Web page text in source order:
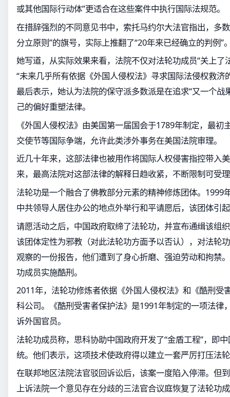
或其他国际行动体”更适合在这些案件中执行国际法规范。
在措辞强烈的不同意见书中，索托马约尔大法官指出，多
分立原则”的旗号，实际上推翻了“20年来已经确立的判例”
她写道，从实际效果来看，法院不仅对法轮功成员“关上了
“未来几乎所有依据《外国人侵权法》寻求国际法侵权救济
最后表示，她认为法院的保守派多数派是在追求“又一个战
己的偏好重塑法律。
《外国人侵权法》由美国第一届国会于1789年制定，最初
交使节等国际争端，允许此类涉外事务在美国法院审理。
近几十年来，这部法律也被用作将国际人权侵害指控带入
来，最高法院对这部法律的解释日趋收紧，不断限制可受
法轮功是一个融合了佛教部分元素的精神修炼团体。1999
中共领导人居住办公的地点外举行和平请愿后，该团体引
请愿活动之后，中国政府取缔了法轮功，并宣布通缉该组
该团体定性为邪教（对此法轮功方面予以否认），对法轮
观察的一份报告，他们遭到了身心折磨、强迫劳动和拘禁
功成员实施酷刑。
2011年，法轮功修炼者依据《外国人侵权法》和《酷刑受
科公司。《酷刑受害者保护法》是1991年制定的一项法律
诉外国官员。
法轮功成员称，思科协助中国政府开发了“金盾工程”，即
统。他们表示，这项技术使政府得以建立一套严厉打压法
在联邦地区法院法官驳回诉讼后，该案一度陷入停滞。但
上诉法院一个意见存在分歧的三法官合议庭恢复了法轮功